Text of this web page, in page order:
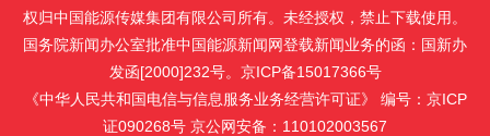
权归中国能源传媒集团有限公司所有。未经授权，禁止下载使用。
国务院新闻办公室批准中国能源新闻网登载新闻业务的函：国新办
发函[2000]232号。京ICP备15017366号
《中华人民共和国电信与信息服务业务经营许可证》 编号：京ICP
证090268号 京公网安备：110102003567